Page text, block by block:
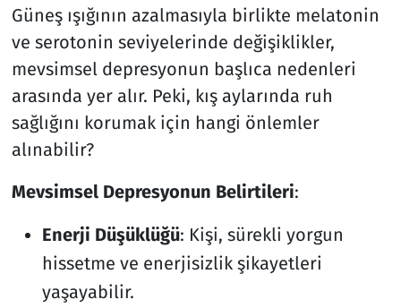
Güneş ışığının azalmasıyla birlikte melatonin
ve serotonin seviyelerinde değişiklikler,
mevsimsel depresyonun başlıca nedenleri
arasında yer alır. Peki, kış aylarında ruh
sağlığını korumak için hangi önlemler
alınabilir?
Mevsimsel Depresyonun Belirtileri:
Enerji Düşüklüğü: Kişi, sürekli yorgun
hissetme ve enerjisizlik şikayetleri
yaşayabilir.